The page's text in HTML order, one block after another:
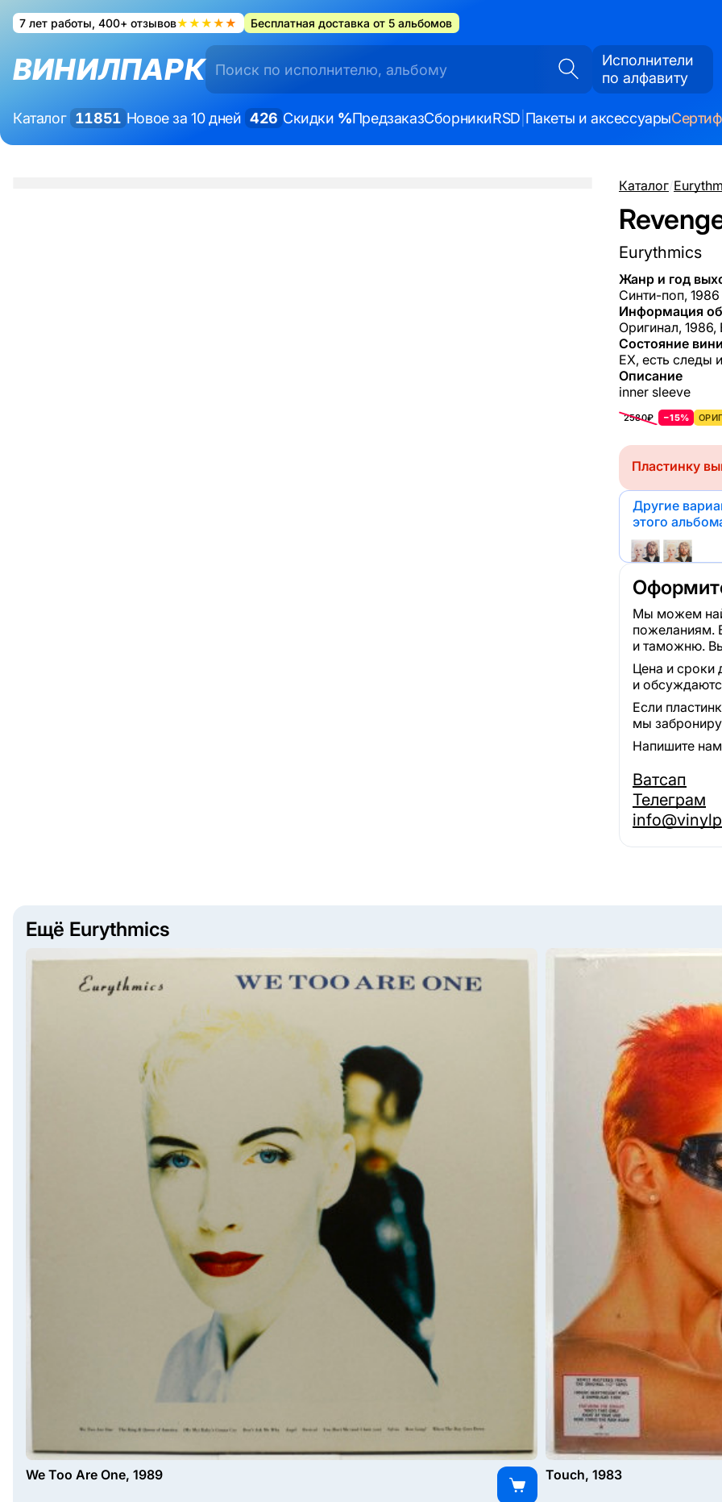
7 лет работы, 400+ отзывов★★★★★ Бесплатная доставка от 5 альбомов
ВИНИЛПАРК
Исполнители
по алфавиту
Каталог 11851 Новое за 10 дней 426 Скидки %ПредзаказСборникиRSD Пакеты и аксессуары
Каталог/
Eurythmics
Жанр и год
Синти-поп, 1986
Информация
Оригинал, 1986,
Состояние
EX, есть следы
Описание
inner sleeve
2580₽ −15%
Пластинку
Другие
этого
Мы можем
пожеланиям.
и таможню.
Цена и сроки
и
Если
мы
Напишите
Ватсап
Телеграм
Ещё Eurythmics
We Too Are One, 1989 Touch, 1983